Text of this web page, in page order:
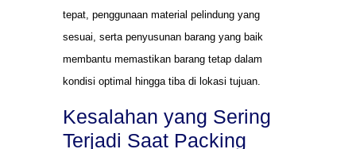
tepat, penggunaan material pelindung yang
sesuai, serta penyusunan barang yang baik
membantu memastikan barang tetap dalam
kondisi optimal hingga tiba di lokasi tujuan.
Kesalahan yang Sering
Terjadi Saat Packing